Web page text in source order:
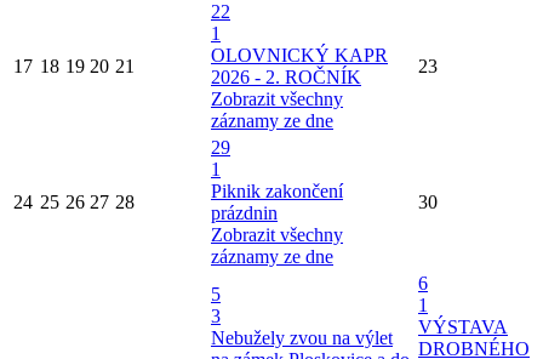
17 18 19 20 21
22
1
OLOVNICKÝ KAPR
2026 - 2. ROČNÍK
Zobrazit všechny
záznamy ze dne
23
24 25 26 27 28
29
1
Piknik zakončení
prázdnin
Zobrazit všechny
záznamy ze dne
30
5
3
Nebužely zvou na výlet
6
1
VÝSTAVA
DROBNÉHO